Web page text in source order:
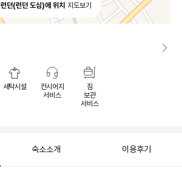
런던(런던 도심)에 위치 지도보기
세탁시설
컨시어지
서비스
짐
보관
서비스
숙소소개 이용후기